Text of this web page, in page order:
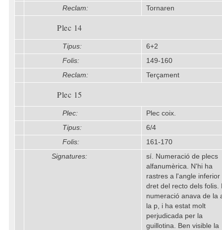
Reclam: Tornaren
Plec 14
Tipus:
6+2
Folis:
149-160
Reclam:
Terçament
Plec 15
Plec:
Plec coix.
Tipus:
6/4
Folis:
161-170
Signatures:
sí. Numeració de plecs
alfanumèrica. N'hi ha
rastres a l'angle inferior
dret del recto dels folis.
numeració anava de la
la p, i ha estat molt
perjudicada per la
guillotina. Ben visible la